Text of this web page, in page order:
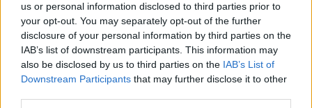
us or personal information disclosed to third parties prior to
your opt-out. You may separately opt-out of the further
disclosure of your personal information by third parties on the
IAB’s list of downstream participants. This information may
also be disclosed by us to third parties on the IAB’s List of
Downstream Participants that may further disclose it to other
Pest megye
Fából épül Budakeszi új óvodája
Országos